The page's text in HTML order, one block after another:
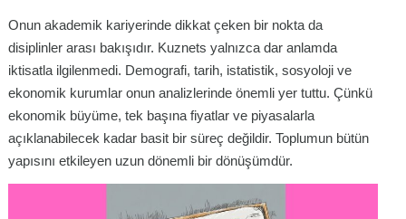
Onun akademik kariyerinde dikkat çeken bir nokta da
disiplinler arası bakışıdır. Kuznets yalnızca dar anlamda
iktisatla ilgilenmedi. Demografi, tarih, istatistik, sosyoloji ve
ekonomik kurumlar onun analizlerinde önemli yer tuttu. Çünkü
ekonomik büyüme, tek başına fiyatlar ve piyasalarla
açıklanabilecek kadar basit bir süreç değildir. Toplumun bütün
yapısını etkileyen uzun dönemli bir dönüşümdür.